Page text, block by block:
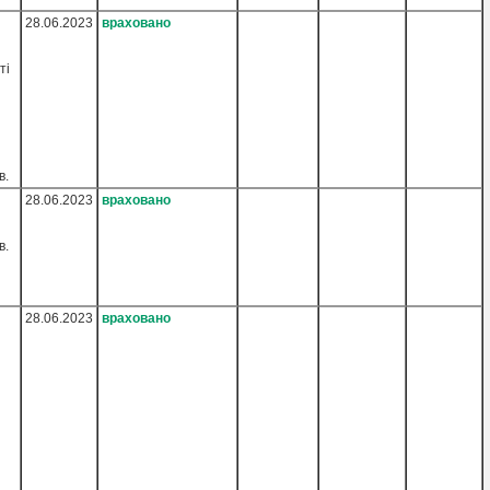
28.06.2023 враховано
28.06.2023 враховано
28.06.2023 враховано